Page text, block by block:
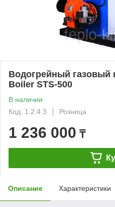
Водогрейный газовый
Boiler STS-500
В наличии
Код: 1.2.4.3
Розница
1 236 000 ₸
Описание Характеристики